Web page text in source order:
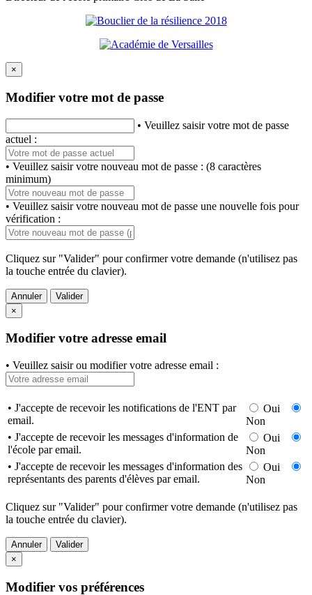
×
Modifier votre mot de passe
• Veuillez saisir votre mot de passe
actuel :
• Veuillez saisir votre nouveau mot de passe : (8 caractères
minimum)
• Veuillez saisir votre nouveau mot de passe une nouvelle fois pour
vérification :
Cliquez sur "Valider" pour confirmer votre demande (n'utilisez pas
la touche entrée du clavier).
Annuler
Valider
×
Modifier votre adresse email
• Veuillez saisir ou modifier votre adresse email :
• J'accepte de recevoir les notifications de l'ENT par
email.
Oui
Non
• J'accepte de recevoir les messages d'information de
l'école par email.
Oui
Non
• J'accepte de recevoir les messages d'information des
représentants des parents d'élèves par email.
Oui
Non
Cliquez sur "Valider" pour confirmer votre demande (n'utilisez pas
la touche entrée du clavier).
Annuler
Valider
×
Modifier vos préférences